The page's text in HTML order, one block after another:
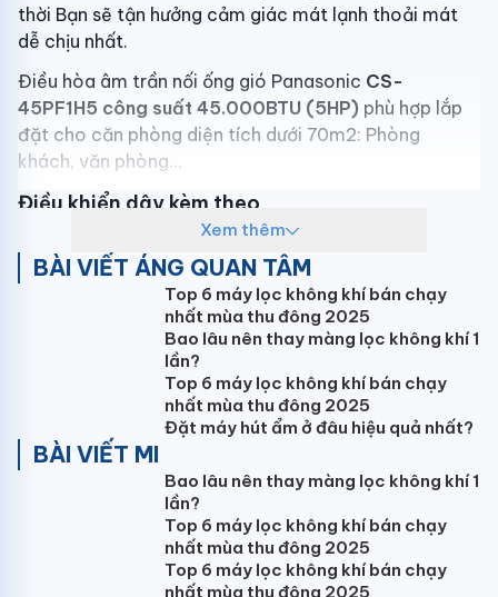
thời Bạn sẽ tận hưởng cảm giác mát lạnh thoải mát
dễ chịu nhất.
Điều hòa âm trần nối ống gió Panasonic CS-
45PF1H5 công suất 45.000BTU (5HP) phù hợp lắp
đặt cho căn phòng diện tích dưới 70m2: Phòng
khách, văn phòng...
Điều khiển dây kèm theo
45PF1H5chỉ có điều khiển dây kèm theo được gắn
cố định trên tường: bảng điều khiển LCD to, dễ sử
dụng. Đây là sự khác biệt hoàn toàn của Panasonic
với các tên tuổi khác đang bán trên thị trường Daikin
hay Mitsubishi Heavy...
Sử dụng nguồn điện 3 pha
Với công suất lớn 45000BTU, Điều hòa âm trần nối
ống gió PanasonicCS-45PF1H5sử dụng nguồn điện
3 pha (380V-415V, 3Øpha - 50Hz). Vì thế đối với
Xem thêm
BÀI VIẾT ÁNG QUAN TÂM
Top 6 máy lọc không khí bán chạy
nhất mùa thu đông 2025
Bao lâu nên thay màng lọc không khí 1
lần?
Top 6 máy lọc không khí bán chạy
nhất mùa thu đông 2025
Đặt máy hút ẩm ở đâu hiệu quả nhất?
BÀI VIẾT MI
Bao lâu nên thay màng lọc không khí 1
lần?
Top 6 máy lọc không khí bán chạy
nhất mùa thu đông 2025
Top 6 máy lọc không khí bán chạy
nhất mùa thu đông 2025